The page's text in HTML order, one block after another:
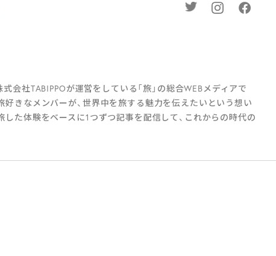
会社TABIPPOが運営をしている「旅」の総合WEBメディアで
好きなメンバーが、世界中を旅する魅力を伝えたいという想い
た体験をベースに1つずつ記事を配信して、これからの時代の